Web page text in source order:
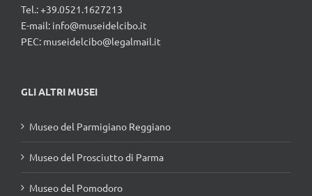
Tel.: +39.0521.1627213
E-mail: info@museidelcibo.it
PEC: museidelcibo@legalmail.it
GLI ALTRI MUSEI
Museo del Parmigiano Reggiano
Museo del Prosciutto di Parma
Museo del Pomodoro